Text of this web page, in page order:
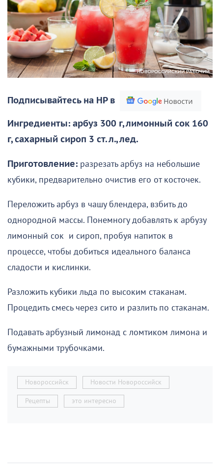
Подписывайтесь на НР в
Ингредиенты: арбуз 300 г, лимонный сок 160
г, сахарный сироп 3 ст. л., лед.
Приготовление: разрезать арбуз на небольшие
кубики, предварительно очистив его от косточек.
Переложить арбуз в чашу блендера, взбить до
однородной массы. Понемногу добавлять к арбузу
лимонный сок и сироп, пробуя напиток в
процессе, чтобы добиться идеального баланса
сладости и кислинки.
Разложить кубики льда по высоким стаканам.
Процедить смесь через сито и разлить по стаканам.
Подавать арбузный лимонад с ломтиком лимона и
бумажными трубочками.
Новороссийск Новости Новороссийск
Рецепты это интересно